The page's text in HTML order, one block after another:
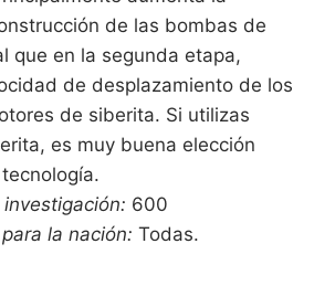
de las bombas de
que en la segunda etapa,
de desplazamiento de los
de siberita. Si utilizas
es muy buena elección
600
la nación: Todas.